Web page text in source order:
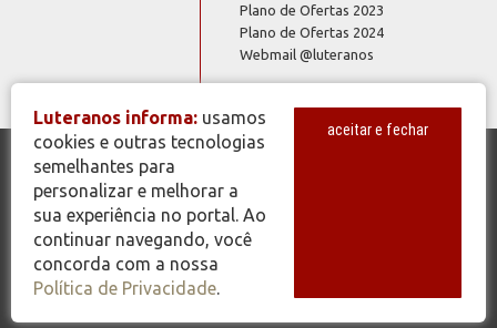
Plano de Ofertas 2023
Plano de Ofertas 2024
Webmail @luteranos
© Copyright 2026 - Todos os Direitos Reservados - IECLB - Igreja
Evangélica de Confissão Luterana no Brasil - Portal Luteranos -
www.luteranos.com.br
Luteranos informa: usamos
cookies e outras tecnologias
semelhantes para
personalizar e melhorar a
sua experiência no portal. Ao
continuar navegando, você
concorda com a nossa
Política de Privacidade.
aceitar e fechar